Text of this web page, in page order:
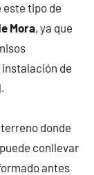
este tipo de
Mora, ya que
de
donde
conllevar
antes